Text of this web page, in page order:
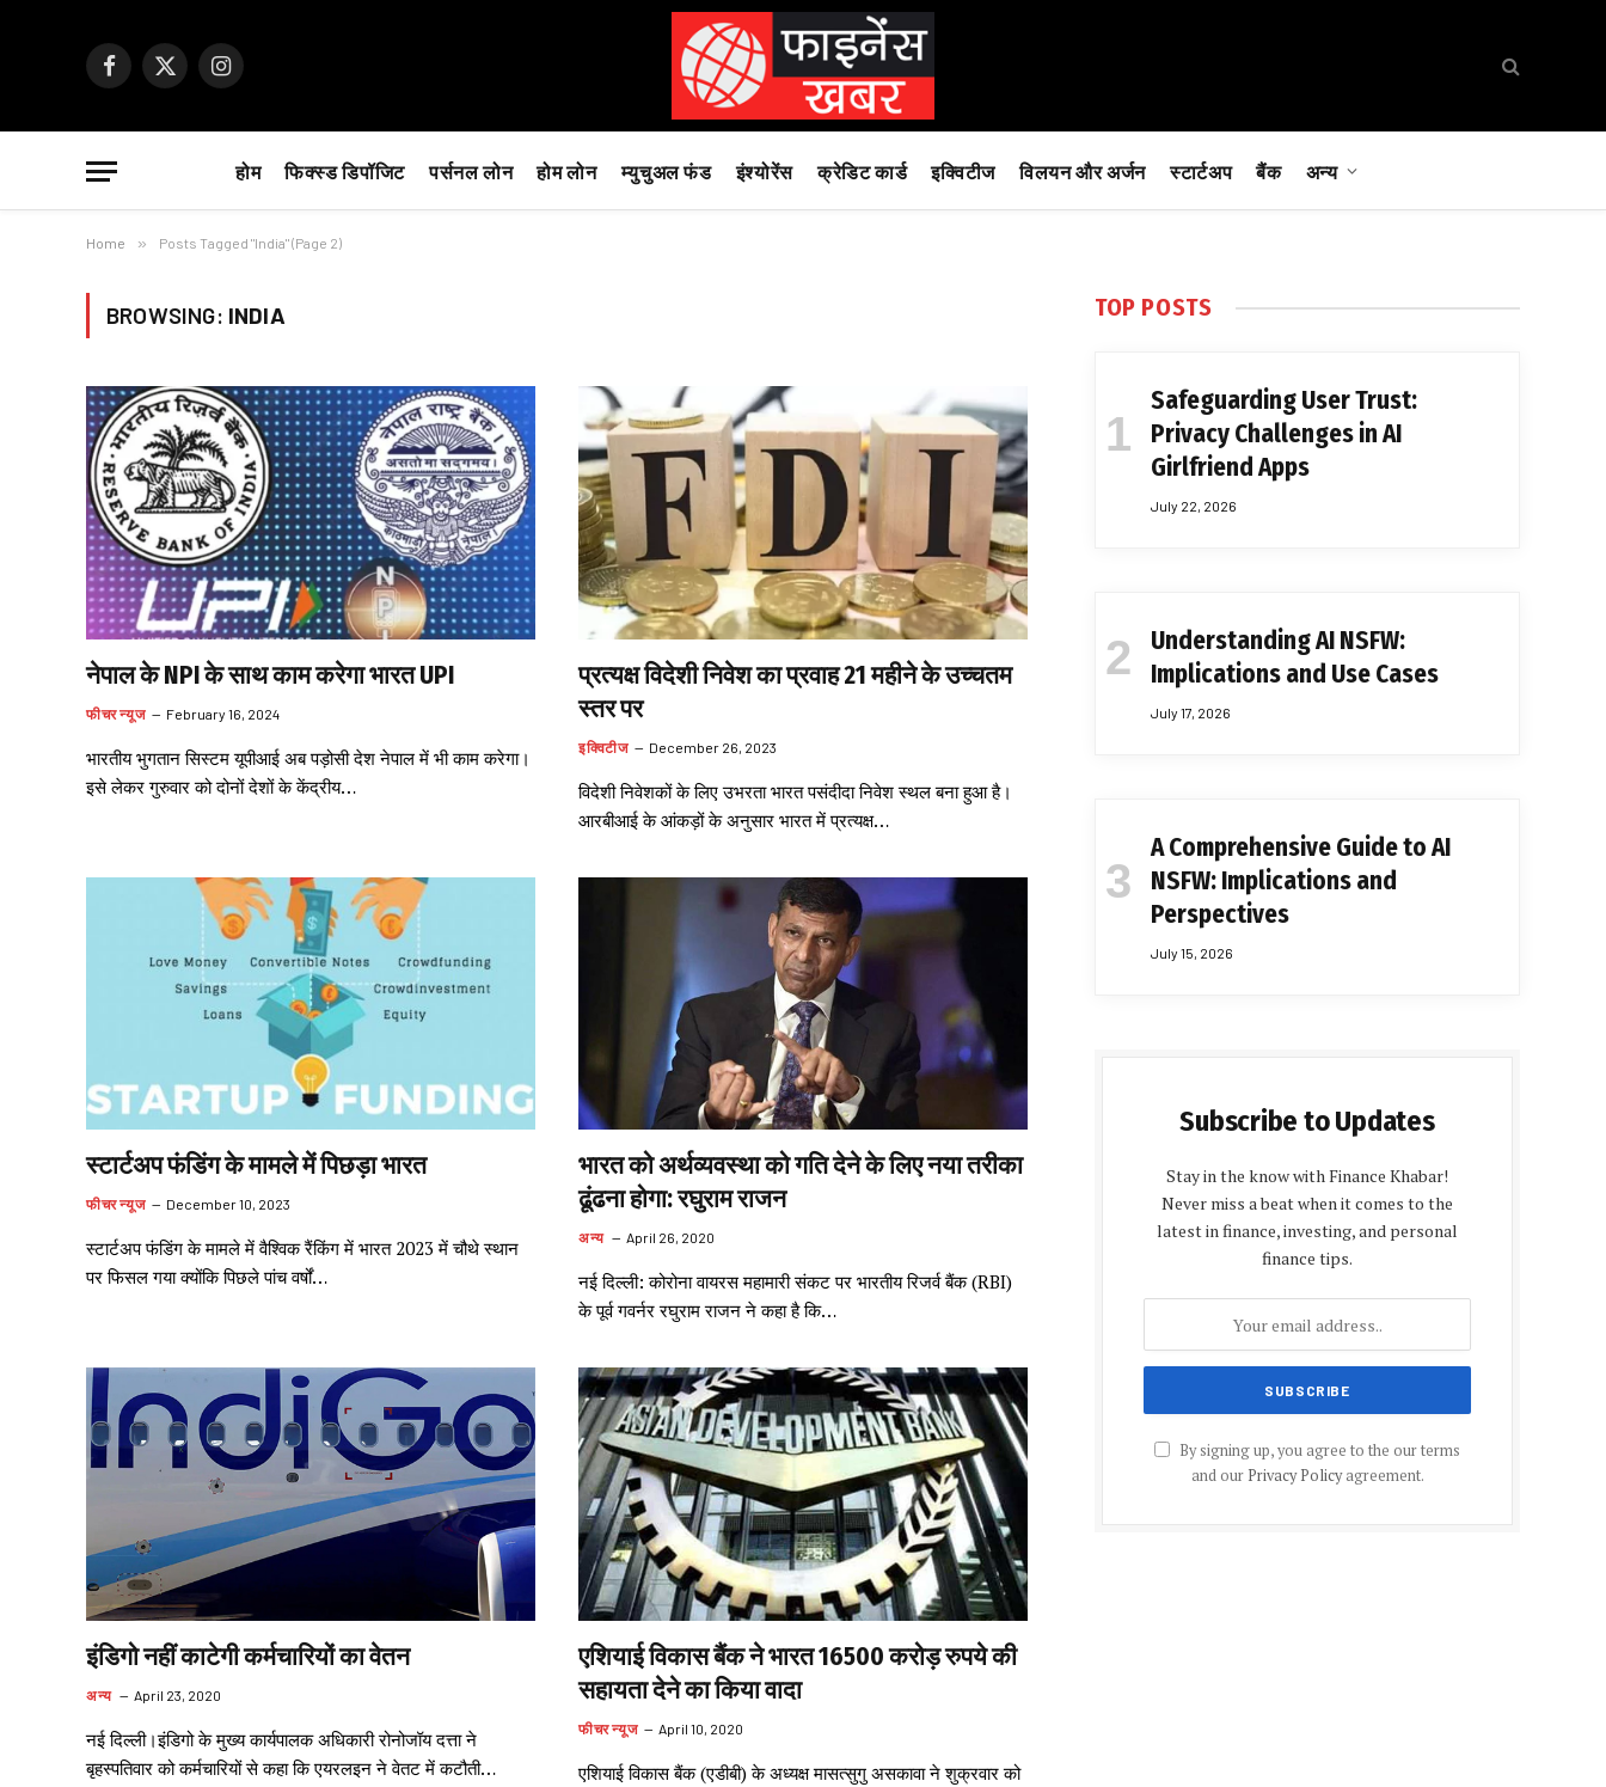
Facebook
X
Instagram
होम फिक्स्ड डिपॉजिट पर्सनल लोन होम लोन म्युचुअल फंड इंश्योरेंस क्रेडिट कार्ड इक्विटीज विलयन और अर्जन स्टार्टअप बैंक अन्य
Home » Posts Tagged "India" (Page 2)
BROWSING: INDIA
नेपाल के NPI के साथ काम करेगा भारत UPI
फीचर न्यूज February 16, 2024
भारतीय भुगतान सिस्टम यूपीआई अब पड़ोसी देश नेपाल में भी काम करेगा।
इसे लेकर गुरुवार को दोनों देशों के केंद्रीय…
प्रत्यक्ष विदेशी निवेश का प्रवाह 21 महीने के उच्चतम
स्तर पर
इक्विटीज December 26, 2023
विदेशी निवेशकों के लिए उभरता भारत पसंदीदा निवेश स्थल बना हुआ है।
आरबीआई के आंकड़ों के अनुसार भारत में प्रत्यक्ष…
स्टार्टअप फंडिंग के मामले में पिछड़ा भारत
फीचर न्यूज December 10, 2023
स्टार्टअप फंडिंग के मामले में वैश्विक रैंकिंग में भारत 2023 में चौथे स्थान
पर फिसल गया क्योंकि पिछले पांच वर्षों…
भारत को अर्थव्यवस्था को गति देने के लिए नया तरीका
ढूंढना होगा: रघुराम राजन
अन्य April 26, 2020
नई दिल्ली: कोरोना वायरस महामारी संकट पर भारतीय रिजर्व बैंक (RBI)
के पूर्व गवर्नर रघुराम राजन ने कहा है कि…
इंडिगो नहीं काटेगी कर्मचारियों का वेतन
अन्य April 23, 2020
नई दिल्ली।इंडिगो के मुख्य कार्यपालक अधिकारी रोनोजॉय दत्ता ने
बृहस्पतिवार को कर्मचारियों से कहा कि एयरलइन ने वेतट में कटौती…
एशियाई विकास बैंक ने भारत 16500 करोड़ रुपये की
सहायता देने का किया वादा
फीचर न्यूज April 10, 2020
एशियाई विकास बैंक (एडीबी) के अध्यक्ष मासत्सुगु असकावा ने शुक्रवार को
TOP POSTS
Safeguarding User Trust:
Privacy Challenges in AI
Girlfriend Apps
July 22, 2026
Understanding AI NSFW:
Implications and Use Cases
July 17, 2026
A Comprehensive Guide to AI
NSFW: Implications and
Perspectives
July 15, 2026
Subscribe to Updates
Stay in the know with Finance Khabar!
Never miss a beat when it comes to the
latest in finance, investing, and personal
finance tips.
By signing up, you agree to the our terms
and our Privacy Policyagreement.